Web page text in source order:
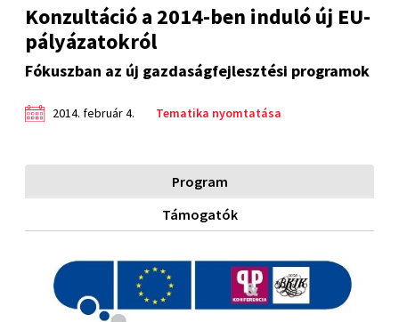
Konzultáció a 2014-ben induló új EU-
pályázatokról
Fókuszban az új gazdaságfejlesztési programok
2014. február 4. Tematika nyomtatása
Program
Támogatók